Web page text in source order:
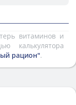
витаминов и
калькулятора
рацион".